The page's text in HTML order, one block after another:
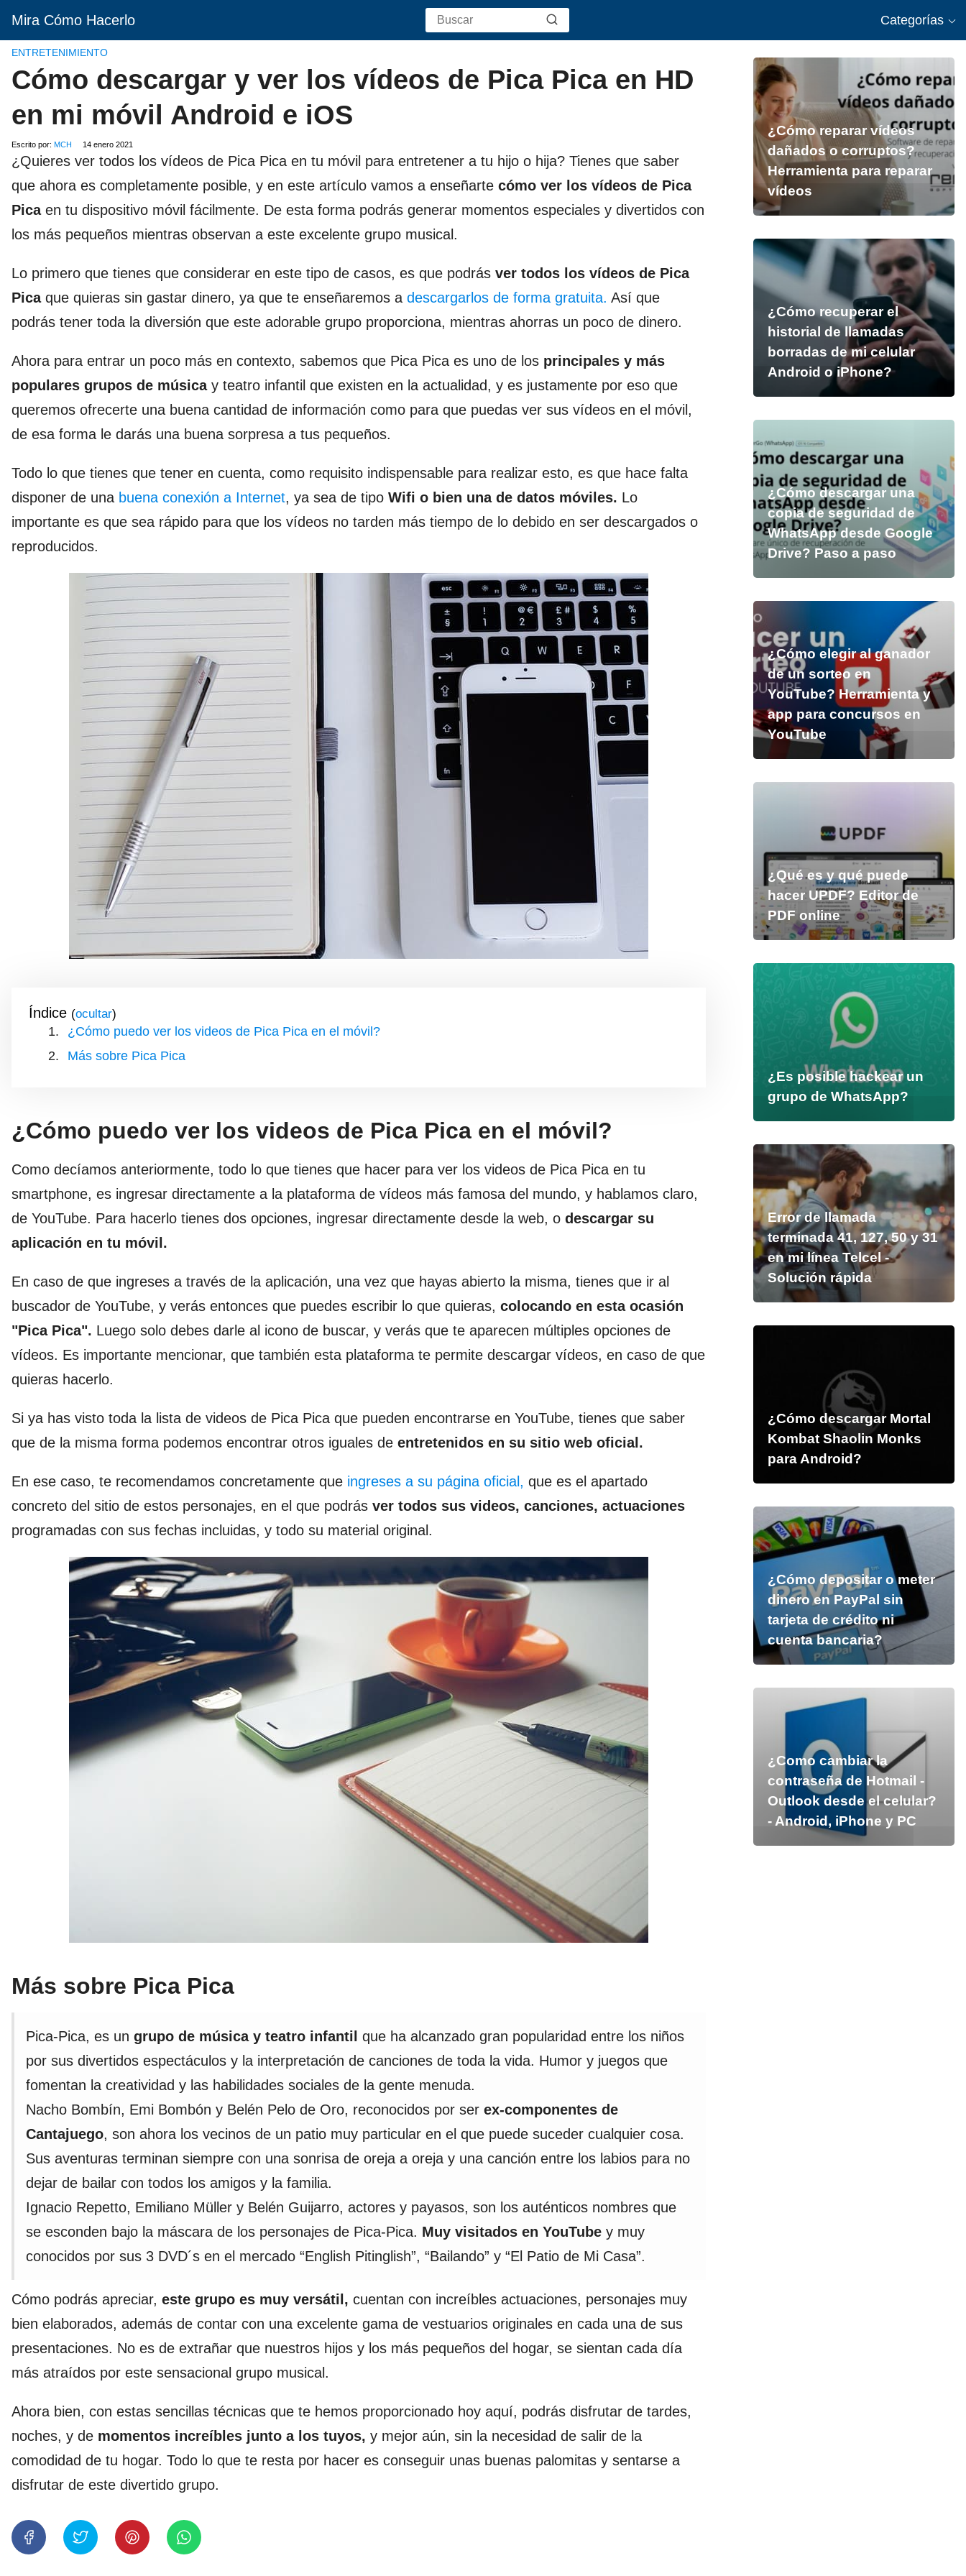
Mira Cómo Hacerlo Categorías
ENTRETENIMIENTO
Cómo descargar y ver los vídeos de Pica Pica en HD
en mi móvil Android e iOS
Escrito por: MCH 14 enero 2021
¿Quieres ver todos los vídeos de Pica Pica en tu móvil para entretener a tu hijo o hija? Tienes que saber
que ahora es completamente posible, y en este artículo vamos a enseñarte cómo ver los vídeos de Pica
Picaen tu dispositivo móvil fácilmente. De esta forma podrás generar momentos especiales y divertidos con
los más pequeños mientras observan a este excelente grupo musical.
Lo primero que tienes que considerar en este tipo de casos, es que podrás ver todos los vídeos de Pica
Picaque quieras sin gastar dinero, ya que te enseñaremos a descargarlos de forma gratuita. Así que
podrás tener toda la diversión que este adorable grupo proporciona, mientras ahorras un poco de dinero.
Ahora para entrar un poco más en contexto, sabemos que Pica Pica es uno de los principales y más
populares grupos de músicay teatro infantil que existen en la actualidad, y es justamente por eso que
queremos ofrecerte una buena cantidad de información como para que puedas ver sus vídeos en el móvil,
de esa forma le darás una buena sorpresa a tus pequeños.
Todo lo que tienes que tener en cuenta, como requisito indispensable para realizar esto, es que hace falta
disponer de una buena conexión a Internet, ya sea de tipo Wifi o bien una de datos móviles. Lo
importante es que sea rápido para que los vídeos no tarden más tiempo de lo debido en ser descargados o
reproducidos.
Índice ( )
¿Cómo puedo ver los videos de Pica Pica en el móvil?
Más sobre Pica Pica
¿Cómo puedo ver los videos de Pica Pica en el móvil?
Como decíamos anteriormente, todo lo que tienes que hacer para ver los videos de Pica Pica en tu
smartphone, es ingresar directamente a la plataforma de vídeos más famosa del mundo, y hablamos claro,
de YouTube. Para hacerlo tienes dos opciones, ingresar directamente desde la web, o descargar su
aplicación en tu móvil.
En caso de que ingreses a través de la aplicación, una vez que hayas abierto la misma, tienes que ir al
buscador de YouTube, y verás entonces que puedes escribir lo que quieras, colocando en esta ocasión
"Pica Pica". Luego solo debes darle al icono de buscar, y verás que te aparecen múltiples opciones de
vídeos. Es importante mencionar, que también esta plataforma te permite descargar vídeos, en caso de que
quieras hacerlo.
Si ya has visto toda la lista de videos de Pica Pica que pueden encontrarse en YouTube, tienes que saber
que de la misma forma podemos encontrar otros iguales de entretenidos en su sitio web oficial.
En ese caso, te recomendamos concretamente que ingreses a su página oficial, que es el apartado
concreto del sitio de estos personajes, en el que podrás ver todos sus videos, canciones, actuaciones
programadas con sus fechas incluidas, y todo su material original.
Más sobre Pica Pica
Pica-Pica, es un grupo de música y teatro infantil que ha alcanzado gran popularidad entre los niños
por sus divertidos espectáculos y la interpretación de canciones de toda la vida. Humor y juegos que
fomentan la creatividad y las habilidades sociales de la gente menuda.
Nacho Bombín, Emi Bombón y Belén Pelo de Oro, reconocidos por ser ex-componentes de
Cantajuego, son ahora los vecinos de un patio muy particular en el que puede suceder cualquier cosa.
Sus aventuras terminan siempre con una sonrisa de oreja a oreja y una canción entre los labios para no
dejar de bailar con todos los amigos y la familia.
Ignacio Repetto, Emiliano Müller y Belén Guijarro, actores y payasos, son los auténticos nombres que
se esconden bajo la máscara de los personajes de Pica-Pica. Muy visitados en YouTube y muy
conocidos por sus 3 DVD´s en el mercado “English Pitinglish”, “Bailando” y “El Patio de Mi Casa”.
Cómo podrás apreciar, este grupo es muy versátil, cuentan con increíbles actuaciones, personajes muy
bien elaborados, además de contar con una excelente gama de vestuarios originales en cada una de sus
presentaciones. No es de extrañar que nuestros hijos y los más pequeños del hogar, se sientan cada día
más atraídos por este sensacional grupo musical.
Ahora bien, con estas sencillas técnicas que te hemos proporcionado hoy aquí, podrás disfrutar de tardes,
noches, y de momentos increíbles junto a los tuyos, y mejor aún, sin la necesidad de salir de la
comodidad de tu hogar. Todo lo que te resta por hacer es conseguir unas buenas palomitas y sentarse a
disfrutar de este divertido grupo.
¿Cómo reparar vídeos
dañados o corruptos?
Herramienta para reparar
vídeos
¿Cómo recuperar el
historial de llamadas
borradas de mi celular
Android o iPhone?
¿Cómo descargar una
copia de seguridad de
WhatsApp desde Google
Drive? Paso a paso
¿Cómo elegir al ganador
de un sorteo en
YouTube? Herramienta y
app para concursos en
YouTube
¿Qué es y qué puede
hacer UPDF? Editor de
PDF online
¿Es posible hackear un
grupo de WhatsApp?
Error de llamada
terminada 41, 127, 50 y 31
en mi línea Telcel -
Solución rápida
¿Cómo descargar Mortal
Kombat Shaolin Monks
para Android?
¿Cómo depositar o meter
dinero en PayPal sin
tarjeta de crédito ni
cuenta bancaria?
¿Como cambiar la
contraseña de Hotmail -
Outlook desde el celular?
- Android, iPhone y PC